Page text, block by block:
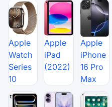
Apple
Watch
Series
10
Apple
iPad
(2022)
Apple
iPhone
16 Pro
Max